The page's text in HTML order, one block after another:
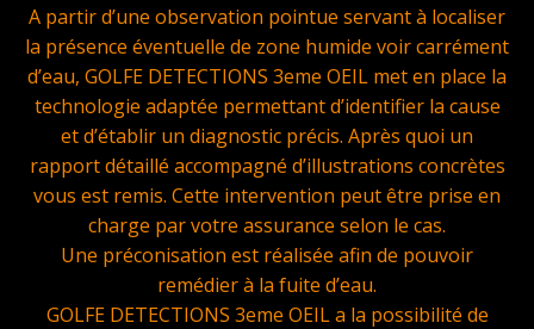
A partir d’une observation pointue servant à localiser
la présence éventuelle de zone humide voir carrément
d’eau, GOLFE DETECTIONS 3eme OEIL met en place la
technologie adaptée permettant d’identifier la cause
et d’établir un diagnostic précis. Après quoi un
rapport détaillé accompagné d’illustrations concrètes
vous est remis. Cette intervention peut être prise en
charge par votre assurance selon le cas.
Une préconisation est réalisée afin de pouvoir
remédier à la fuite d’eau.
GOLFE DETECTIONS 3eme OEIL a la possibilité de